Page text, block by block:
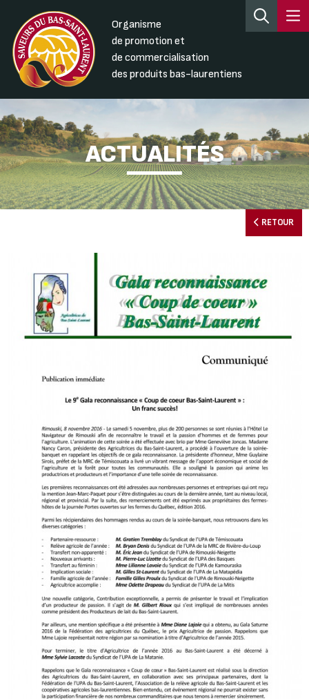
Organisme
de promotion et
de commercialisation
des produits bas-laurentiens
ACTUALITÉS
RETOUR